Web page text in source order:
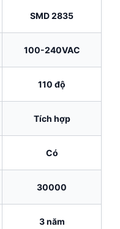
SMD 2835
100-240VAC
110 độ
Tích hợp
Có
30000
3 năm